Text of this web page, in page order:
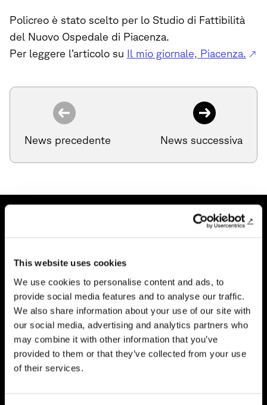
This website uses cookies
We use cookies to personalise content and ads, to
provide social media features and to analyse our traffic.
We also share information about your use of our site with
our social media, advertising and analytics partners who
may combine it with other information that you’ve
provided to them or that they’ve collected from your use
of their services.
Policreo è stato scelto per lo Studio di Fattibilità
del Nuovo Ospedale di Piacenza.
Per leggere l’articolo su Il mio giornale, Piacenza.
News precedente News successiva
Riduci animazioni
Office